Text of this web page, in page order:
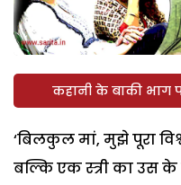
कहानी के बाकी
‘बिलकुल मां, मुझे पूरा
बल्कि एक स्त्री का उस